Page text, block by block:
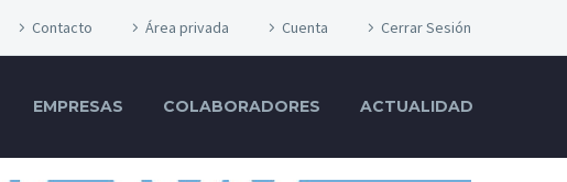
Contacto Área privada Cuenta Cerrar Sesión
EMPRESAS COLABORADORES ACTUALIDAD